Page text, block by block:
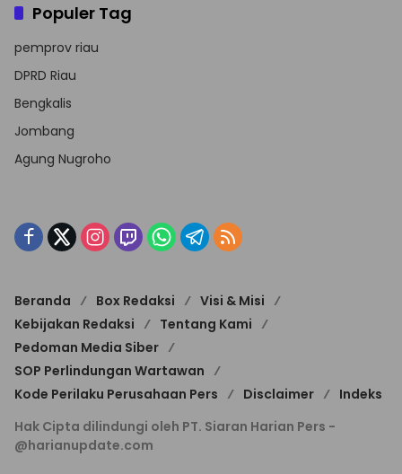
Populer Tag
pemprov riau
DPRD Riau
Bengkalis
Jombang
Agung Nugroho
Beranda Box Redaksi
Visi & Misi
Kebijakan Redaksi
Tentang Kami
Pedoman Media Siber
SOP Perlindungan Wartawan
Kode Perilaku Perusahaan Pers
Disclaimer
Indeks
Hak Cipta dilindungi oleh PT. Siaran Harian Pers -
@harianupdate.com